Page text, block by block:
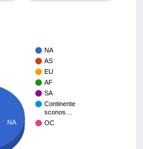
NA
AS
EU
AF
SA
Continente
sconos…
OC
NA